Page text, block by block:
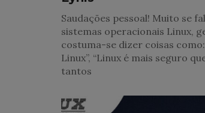
Saudações pessoal! Muito se
sistemas operacionais Linux,
costuma-se dizer coisas
Linux”, “Linux é mais seguro
tantos